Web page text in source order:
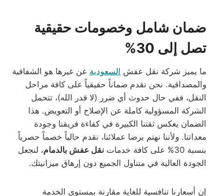
ضمان شامل وخصومات حقيقية
تصل إلى 30%
ما يميز شركة نقل عفش السعودية عن غيرها هو الشفافية
والمصداقية. نحن نقدم ضماناً حقيقياً على كافة مراحل
النقل، ففي حال حدوث أي ضرر (لا قدر الله)، تتحمل
الشركة المسؤولية كاملة عن الإصلاح أو التعويض. هذا
الضمان يعكس ثقتنا الكبيرة في كفاءة فريقنا وجودة
معداتنا. ولأننا نهتم برضا عملائنا، نقدم حالياً خصماً حصرياً
بنسبة 30% على كافة خدمات
نقل عفش بالدمام، لنجعل
الجودة العالية في متناول الجميع دون إرهاق ميزانيتك.
إن أسعارنا تنافسية للغاية مقارنة بمستوى الخدمة